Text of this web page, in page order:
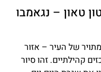
טאון – נגאמבו
של העיר – אזור
קהילתיים. זהו סיור